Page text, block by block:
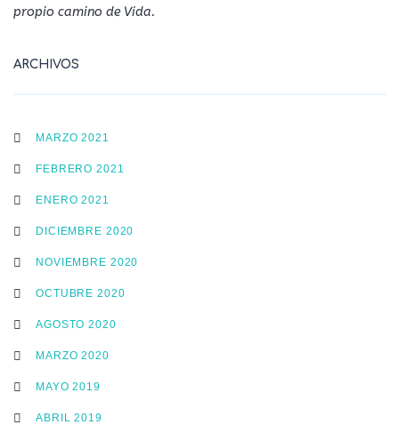
propio camino de Vida.
ARCHIVOS
MARZO 2021
FEBRERO 2021
ENERO 2021
DICIEMBRE 2020
NOVIEMBRE 2020
OCTUBRE 2020
AGOSTO 2020
MARZO 2020
MAYO 2019
ABRIL 2019